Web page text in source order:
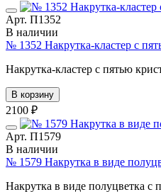
Арт. П1352
В наличии
№ 1352 Накрутка-кластер с
Накрутка-кластер с пятью
В корзину
2100 ₽
Арт. П1579
В наличии
№ 1579 Накрутка в виде
Накрутка в виде полуцветка